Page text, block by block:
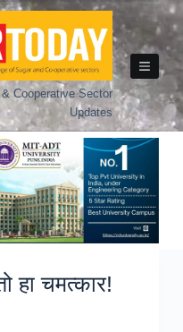
Cooperative Sector
Updates
हा चमत्कार!